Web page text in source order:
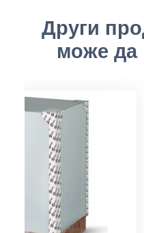
Други
може да